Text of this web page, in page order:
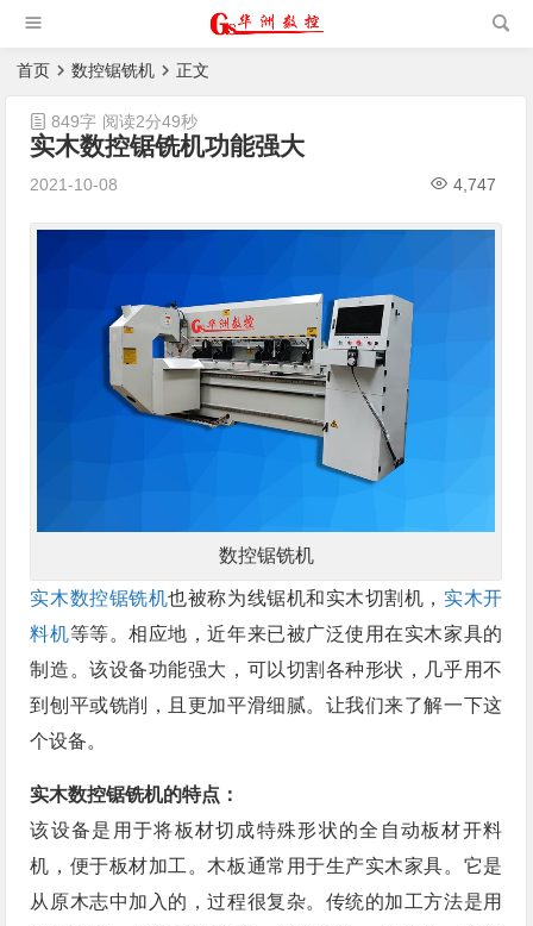
|猫抓板生产设备|非标
自动化设备
首页 数控锯铣机 正文
实木数控锯铣机功能强大
2021-10-08 4,747
849字 阅读2分49秒
数控锯铣机
实木数控锯铣机也被称为线锯机和实木切割机， 实木开
料机等等。相应地，近年来已被广泛使用在实木家具的
制造。该设备功能强大，可以切割各种形状，几乎用不
到刨平或铣削，且更加平滑细腻。让我们来了解一下这
个设备。
实木数控锯铣机的特点：
该设备是用于将板材切成特殊形状的全自动板材开料
机，便于板材加工。木板通常用于生产实木家具。它是
从原木志中加入的，过程很复杂。传统的加工方法是用